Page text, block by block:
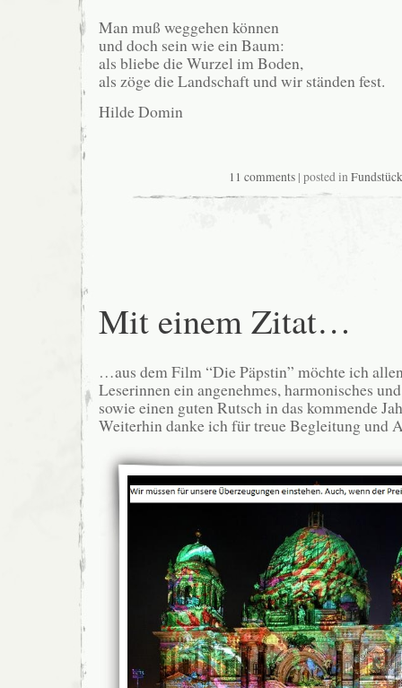
Man muß weggehen können
und doch sein wie ein Baum:
als bliebe die Wurzel im Boden,
als zöge die Landschaft und wir ständen fest.
Hilde Domin
11 comments | posted in
Mit einem Zitat…
…aus dem Film “Die Päpstin” möchte ich
Leserinnen ein angenehmes, harmonisches
sowie einen guten Rutsch in das kommende
Weiterhin danke ich für treue Begleitung und